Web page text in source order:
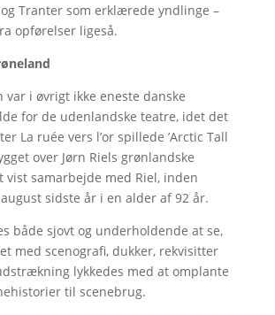
og Tranter som erklærede yndlinge –
opførelser ligeså.
var i øvrigt ikke eneste danske
for de udenlandske teatre, idet det
La ruée vers l’or spillede ’Arctic Tall
over Jørn Riels grønlandske
vist samarbejde med Riel, inden
sidste år i en alder af 92 år.
både sjovt og underholdende at se,
med scenografi, dukker, rekvisitter
lykkedes med at omplante
til scenebrug.